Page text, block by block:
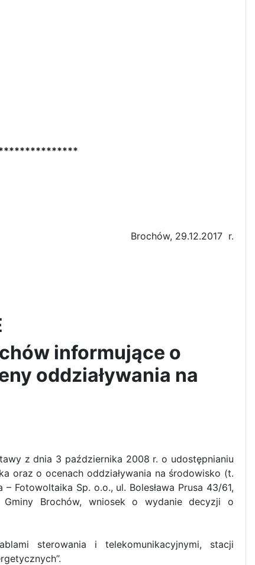
Brochów, 29.12.2017 r.
informujące o
oddziaływania na
z dnia 3 października 2008 r. o udostępnianiu
oraz o ocenach oddziaływania na środowisko (t.
Fotowoltaika Sp. o.o., ul. Bolesława Prusa 43/61,
Gminy Brochów, wniosek o wydanie decyzji o
sterowania i telekomunikacyjnymi, stacji